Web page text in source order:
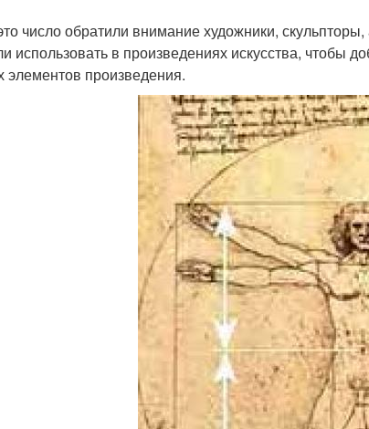
число обратили внимание художники,
использовать в произведениях искусства, чтобы
элементов произведения.